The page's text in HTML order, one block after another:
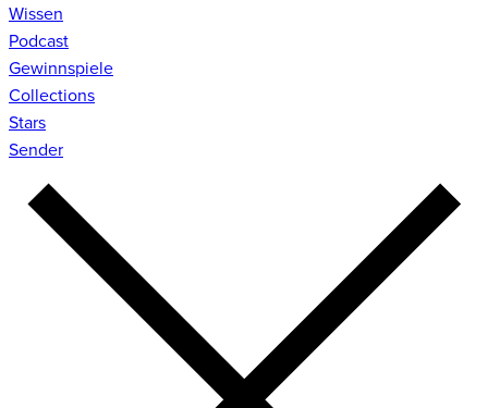
Wissen
Podcast
Gewinnspiele
Collections
Stars
Sender